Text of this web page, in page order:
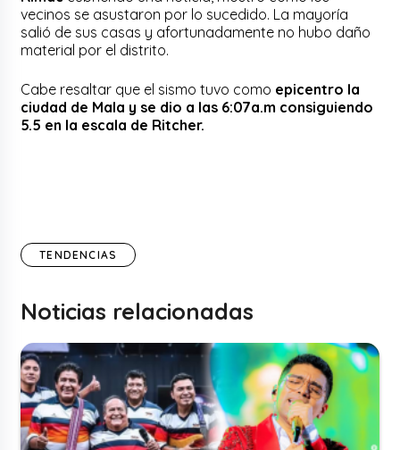
vecinos se asustaron por lo sucedido. La mayoría
salió de sus casas y afortunadamente no hubo daño
material por el distrito.
Cabe resaltar que el sismo tuvo como epicentro la
ciudad de Mala y se dio a las 6:07a.m consiguiendo
5.5 en la escala de Ritcher.
TENDENCIAS
Noticias relacionadas